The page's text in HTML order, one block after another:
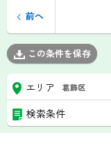
前へ
この条件を保存
エリア 葛飾区
検索条件